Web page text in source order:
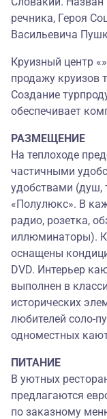
речника, Героя
Васильевича
Круизный центр
продажу круизов
Создание
обеспечивает
РАЗМЕЩЕНИЕ
На теплоходе
частичными
удобствами (душ,
«Полулюкс». В
радио, розетка,
иллюминаторы).
оснащены
DVD. Интерьер
выполнен в
исторических
любителей соло-
одноместных
ПИТАНИЕ
В уютных
предлагаются
по заказному